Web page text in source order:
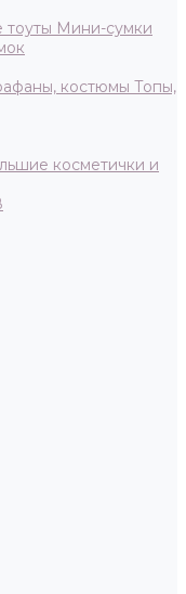
тоуты Мини-сумки
костюмы Топы,
косметички и